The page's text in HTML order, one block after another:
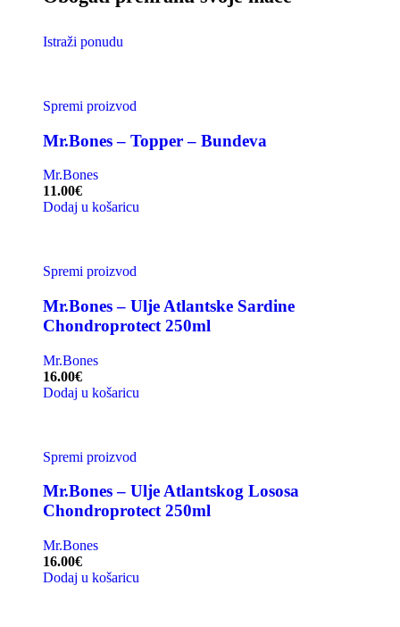
Istraži ponudu
Spremi proizvod
Mr.Bones – Topper – Bundeva
Mr.Bones
11.00€
Dodaj u košaricu
Spremi proizvod
Mr.Bones – Ulje Atlantske Sardine
Chondroprotect 250ml
Mr.Bones
16.00€
Dodaj u košaricu
Spremi proizvod
Mr.Bones – Ulje Atlantskog Lososa
Chondroprotect 250ml
Mr.Bones
16.00€
Dodaj u košaricu